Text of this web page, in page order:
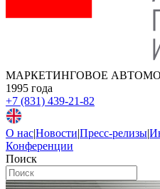
МАРКЕТИНГОВОЕ
1995 года
+7 (831) 439-21-82
О нас|Новости|Пресс-релизы|
Конференции
Поиск